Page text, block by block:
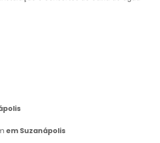
em Suzanápolis